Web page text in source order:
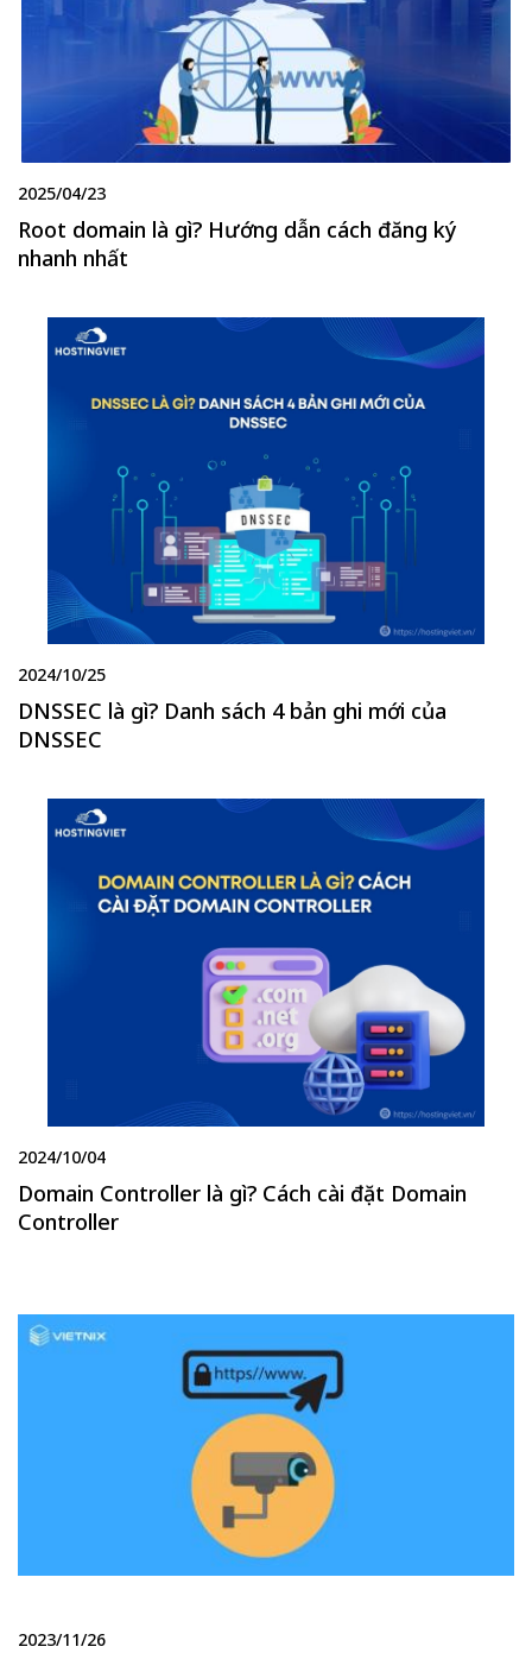
2025/04/23
Root domain là gì? Hướng dẫn cách đăng ký
nhanh nhất
2024/10/25
DNSSEC là gì? Danh sách 4 bản ghi mới của
DNSSEC
2024/10/04
Domain Controller là gì? Cách cài đặt Domain
Controller
2023/11/26